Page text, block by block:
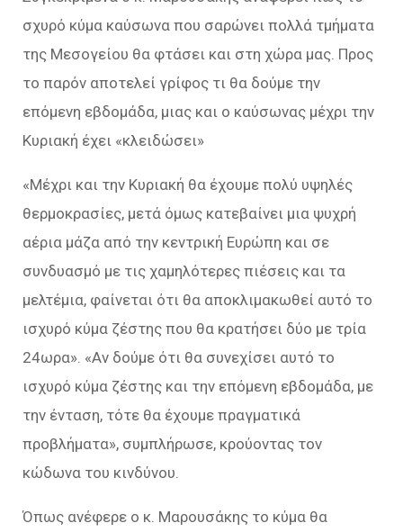
σχυρό κύμα καύσωνα που σαρώνει πολλά τμήματα
της Μεσογείου θα φτάσει και στη χώρα μας. Προς
το παρόν αποτελεί γρίφος τι θα δούμε την
επόμενη εβδομάδα, μιας και ο καύσωνας μέχρι την
Κυριακή έχει «κλειδώσει»
«Μέχρι και την Κυριακή θα έχουμε πολύ υψηλές
θερμοκρασίες, μετά όμως κατεβαίνει μια ψυχρή
αέρια μάζα από την κεντρική Ευρώπη και σε
συνδυασμό με τις χαμηλότερες πιέσεις και τα
μελτέμια, φαίνεται ότι θα αποκλιμακωθεί αυτό το
ισχυρό κύμα ζέστης που θα κρατήσει δύο με τρία
24ωρα». «Αν δούμε ότι θα συνεχίσει αυτό το
ισχυρό κύμα ζέστης και την επόμενη εβδομάδα, με
την ένταση, τότε θα έχουμε πραγματικά
προβλήματα», συμπλήρωσε, κρούοντας τον
κώδωνα του κινδύνου.
Όπως ανέφερε ο κ. Μαρουσάκης το κύμα θα